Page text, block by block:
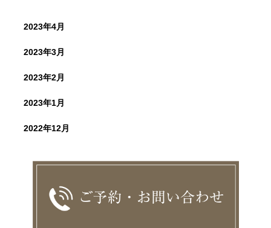
2023年4月
2023年3月
2023年2月
2023年1月
2022年12月